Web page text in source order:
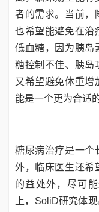
者的需求。当前，
也希望能避免在治
低血糖，因为胰岛
糖控制不佳、胰岛
又希望避免体重增
能是一个更为合适
糖尿病治疗是一个
外，临床医生还希
的益处外，尽可
上，SoliD研究体